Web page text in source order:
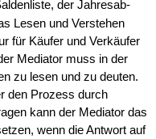
der Jahres­ab­
Lesen und Verste­hen
für Käufer und Verkäu­fer
Media­tor muss in der
zu lesen und zu deuten.
den Prozess durch
kann der Media­tor das
wenn die Antwort auf